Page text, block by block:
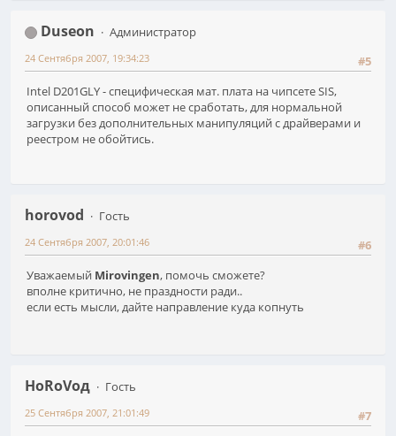
Duseon
Администратор
#5
24 Сентября 2007, 19:34:23
Intel D201GLY - специфическая мат. плата на чипсете SIS,
описанный способ может не сработать, для нормальной
загрузки без дополнительных манипуляций с драйверами и
реестром не обойтись.
horovod
Гость
#6
24 Сентября 2007, 20:01:46
Уважаемый Mirovingen, помочь сможете?
вполне критично, не праздности ради..
если есть мысли, дайте направление куда копнуть
HoRoVoд
Гость
#7
25 Сентября 2007, 21:01:49